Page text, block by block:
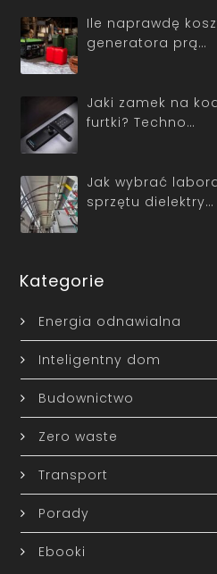
Ile naprawdę
generatora prą…
Jaki zamek na
furtki? Techno…
Jak wybrać
sprzętu dielektry…
Kategorie
Energia odnawialna
Inteligentny dom
Budownictwo
Zero waste
Transport
Porady
Ebooki